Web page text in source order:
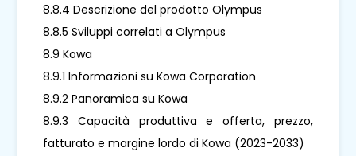
8.8.4 Descrizione del prodotto Olympus
8.8.5 Sviluppi correlati a Olympus
8.9 Kowa
8.9.1 Informazioni su Kowa Corporation
8.9.2 Panoramica su Kowa
8.9.3 Capacità produttiva e offerta, prezzo,
fatturato e margine lordo di Kowa (2023-2033)